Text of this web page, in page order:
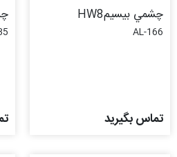
چشمي بيسيمHW8
AL-166
تماس بگیرید